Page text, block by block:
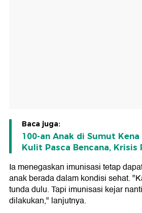
Baca juga:
100-an Anak di Sumut Kena
Kulit Pasca Bencana, Krisis
Ia menegaskan imunisasi tetap
anak berada dalam kondisi sehat.
tunda dulu. Tapi imunisasi kejar
dilakukan," lanjutnya.